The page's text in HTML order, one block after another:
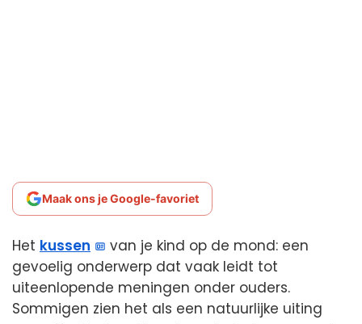
Maak ons je Google-favoriet
Het kussen
van je kind op de mond: een
gevoelig onderwerp dat vaak leidt tot
uiteenlopende meningen onder ouders.
Sommigen zien het als een natuurlijke uiting